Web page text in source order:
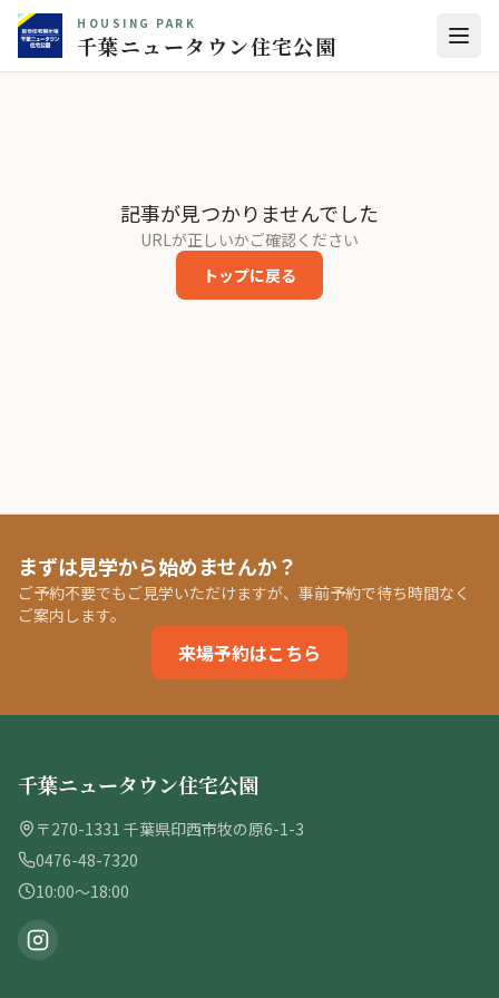
HOUSING PARK
千葉ニュータウン住宅公園
記事が見つかりませんでした
URLが正しいかご確認ください
トップに戻る
まずは見学から始めませんか？
ご予約不要でもご見学いただけますが、事前予約で待ち時間なく
ご案内します。
来場予約はこちら
千葉ニュータウン住宅公園
〒270-1331 千葉県印西市牧の原6-1-3
0476-48-7320
10:00〜18:00